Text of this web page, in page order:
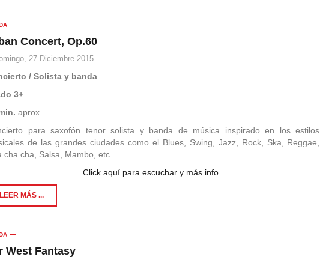
Concert, Op.60
27 Diciembre 2015
/ Solista y banda
3+
aprox.
para saxofón tenor solista y banda de música inspirado en los estilos
de las grandes ciudades como el Blues, Swing, Jazz, Rock, Ska, Reggae,
cha cha, Salsa, Mambo, etc.
Click aquí para escuchar y más info.
LEER MÁS ...
West Fantasy